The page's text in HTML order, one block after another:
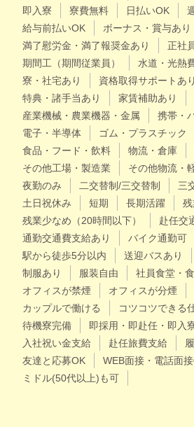
即入寮
寮費無料 日払いOK
給与前払いOK
ボーナス・賞与あり
満了慰労金・満了報奨金あり
正社
期間工（期間従業員）
水道・光熱
寮・社宅あり
資格取得サポートあり
特典・諸手当あり
家賃補助あり
産業機械・農業機器・金属
携帯・
電子・半導体
ゴム・プラスチック
食品・フード・飲料
物流・倉庫
その他工場・製造業
その他物流・
夜勤のみ
二交替制/三交替制 三
土日祝休み
短期 長期活躍
残業少なめ（20時間以下）
赴任交
通勤交通費支給あり
バイク通勤可
駅から徒歩5分以内
送迎バスあり
制服あり
服装自由
社員食堂・
オフィスが禁煙
オフィスが分煙
カップルで働ける
コツコツできる
待機寮完備
即採用・即赴任・即入
入社祝い金支給
赴任旅費支給
友達と応募OK
WEB面接・電話面
ミドル(50代以上)も可